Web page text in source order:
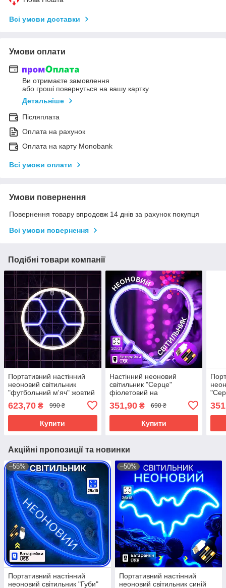
Всі умови доставки
Умови оплати
Ви отримаєте замовлення
або гроші повернуться на вашу картку
Детальніше
Післяплата
Оплата на рахунок
Оплата на карту Monobank
Всі умови оплати
Умови повернення
Повернення товару впродовж 14 днів за рахунок покупця
Всі умови повернення
Подібні товари компанії
Портативний настінний
неоновий світильник
"футбольний м'яч" жовтий
на батарейках/USB 24*24
см
623,70 ₴ 990 ₴
Купити
Настінний неоновий
світильник "Серце"
фіолетовий на
батарейках/USB 20*21 см
351,90₴ 690 ₴
Купити
Акційні пропозиції та новинки
–55%
Портативний настінний
неоновий світильник "Губи"
–50%
Портативний настінний
неоновий світильник синій